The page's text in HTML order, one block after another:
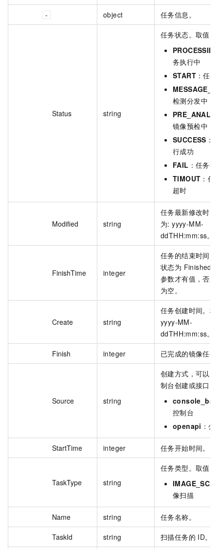
object 任务信息。
Status string
任务状态。取值：
务执行中
START ：任
检测分发中
镜像预检中
SUCCESS ：
行成功
FAIL ：任务
TIMOUT ：
超时
Modified string
任务最新修改时
为: yyyy-MM-
ddTHH:mm:ss。
FinishTime integer
任务的结束时间
状态为 Finished
参数才有值，否
为空。
Create string
任务创建时间。
yyyy-MM-
ddTHH:mm:ss。
Finish integer 已完成的镜像任
Source string
创建方式，可以
制台创建或接口
控制台
openapi ：
StartTime integer 任务开始时间。
TaskType string
任务类型。取值：
像扫描
Name string 任务名称。
TaskId string 扫描任务的 ID。